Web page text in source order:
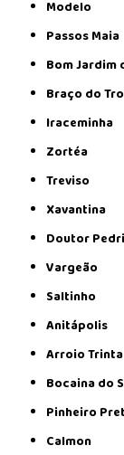
Modelo
Passos Maia
Bom
Braço do
Iraceminha
Zortéa
Treviso
Xavantina
Doutor
Vargeão
Saltinho
Anitápolis
Arroio Trinta
Bocaina do
Pinheiro
Calmon